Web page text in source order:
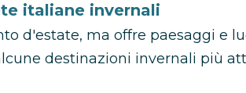
italiane invernali
d'estate, ma offre paesaggi e
destinazioni invernali più